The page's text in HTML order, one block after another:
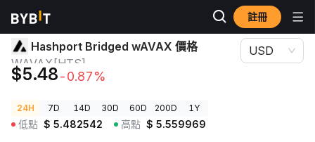
註冊
加密貨幣價格 Hashport Bridged wAVAX 價格 WAVAX[HTS]
Hashport Bridged wAVAX 價格
WAVAX[HTS]
$5.48-0.87%
USD
24H 7D 14D 30D 60D 200D 1Y
低點 $ 5.482542 高點 $ 5.559969